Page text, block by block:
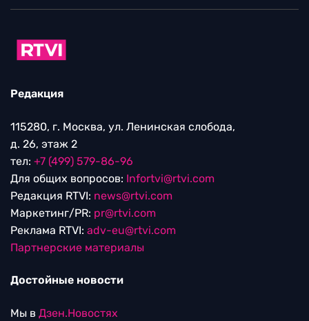
Редакция
115280, г. Москва, ул. Ленинская слобода,
д. 26, этаж 2
тел: +7 (499) 579-86-96
Для общих вопросов: Infortvi@rtvi.com
Редакция RTVI: news@rtvi.com
Маркетинг/PR: pr@rtvi.com
Реклама RTVI: adv-eu@rtvi.com
Партнерские материалы
Достойные новости
Мы в Дзен.Новостях